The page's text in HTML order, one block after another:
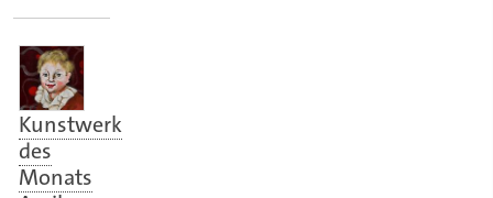
Kunstwerk
des
Monats